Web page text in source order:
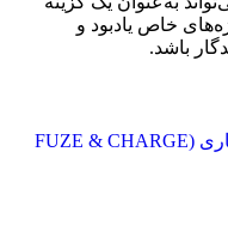
خاص یادبود و
باشد.